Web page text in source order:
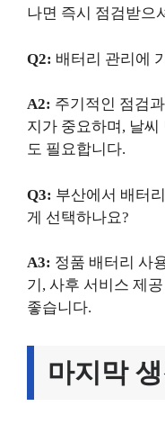
나면 즉시 점검받으
Q2: 배터리 관리에
A2: 주기적인 점검
지가 중요하며, 날씨
도 필요합니다.
Q3: 부산에서 배터
게 선택하나요?
A3: 정품 배터리 사
기, 사후 서비스 제
좋습니다.
마지막